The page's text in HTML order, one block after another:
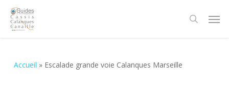
Skip
main
search
Accueil » Escalade grande voie Calanques Marseille